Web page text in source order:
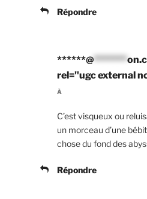
Répondre
******@*******
rel="ugc external
À
C’est visqueux ou
un morceau d’une
chose du fond des
Répondre